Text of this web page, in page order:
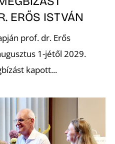
ERŐS ISTVÁN
prof. dr. Erős
1-jétől 2029.
kapott...